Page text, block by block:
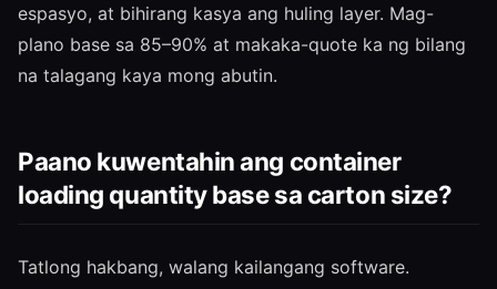
espasyo, at bihirang kasya ang huling layer. Mag-
plano base sa 85–90% at makaka-quote ka ng bilang
na talagang kaya mong abutin.
Paano kuwentahin ang container
loading quantity base sa carton size?
Tatlong hakbang, walang kailangang software.